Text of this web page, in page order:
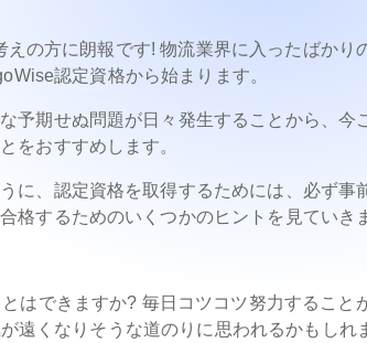
の方に朗報です! 物流業界に入ったばかり
認定資格から始まります。
予期せぬ問題が日々発生することから、今
をおすすめします。
に、認定資格を取得するためには、必ず事
格するためのいくつかのヒントを見ていき
はできますか? 毎日コツコツ努力すること
遠くなりそうな道のりに思われるかもしれ